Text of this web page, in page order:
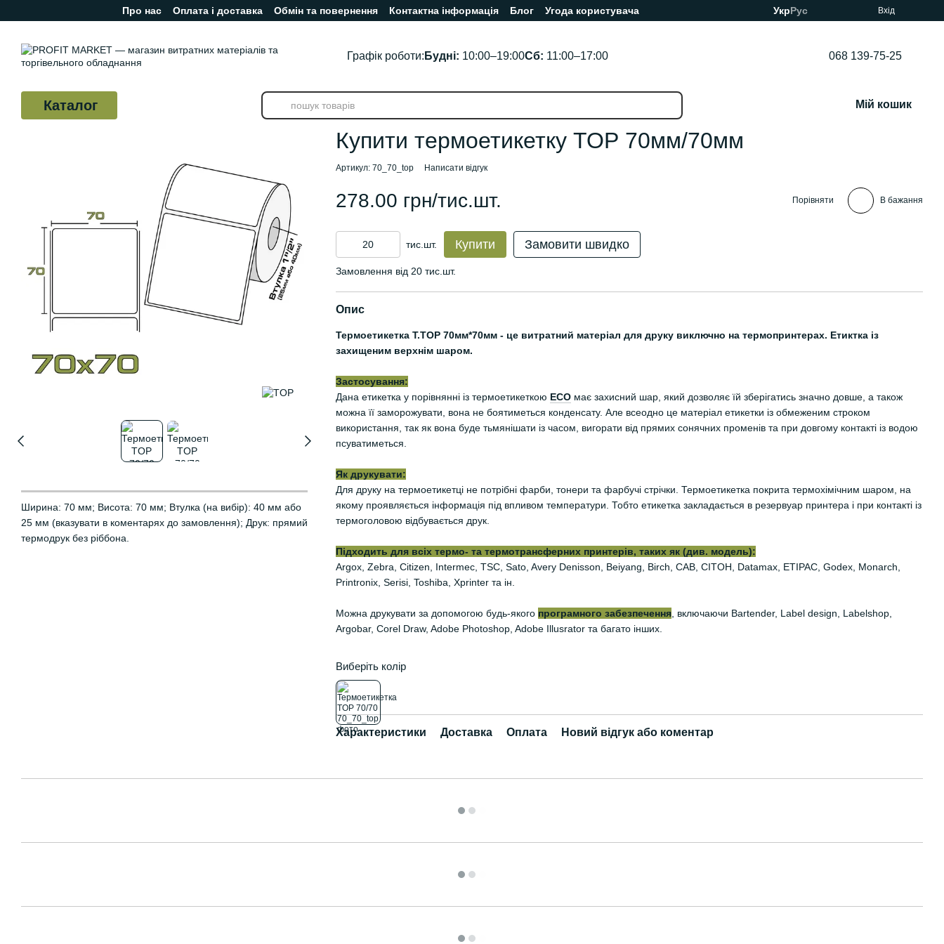
Перейти до основного контенту
Про нас Оплата і доставка Обмін та повернення Контактна інформація Блог
Угода користувача
Відгуки про магазин
УкрРус Вхід
Графік роботи: Будні: 10:00–19:00Сб: 11:00–17:00 068 139-75-25
Каталог Мій кошик
Ширина: 70 мм; Висота: 70 мм; Втулка (на вибір): 40 мм або
25 мм (вказувати в коментарях до замовлення); Друк: прямий
термодрук без ріббона.
Купити термоетикетку ТОР 70мм/70мм
Артикул: 70_70_top Написати відгук
278.00 грн/тис.шт. Порівняти В бажання
тис.шт. Купити Замовити швидко
Замовлення від 20 тис.шт.
Опис
Термоетикетка Т.TOP 70мм*70мм - це витратний матеріал для друку виключно на термопринтерах. Етиктка із
захищеним верхнім шаром.
Застосування:
Дана етикетка у порівнянні із термоетикеткою ЕСО має захисний шар, який дозволяє їй зберігатись значно довше, а також
можна її заморожувати, вона не боятиметься конденсату. Але всеодно це матеріал етикетки із обмеженим строком
використання, так як вона буде тьмянішати із часом, вигорати від прямих сонячних променів та при довгому контакті із водою
псуватиметься.
Як друкувати:
Для друку на термоетикетці не потрібні фарби, тонери та фарбучі стрічки. Термоетикетка покрита термохімічним шаром, на
якому проявляється інформація під впливом температури. Тобто етикетка закладається в резервуар принтера і при контакті із
термоголовою відбувається друк.
Підходить для всіх термо- та термотрансферних принтерів, таких як (див. модель):
Argox, Zebra, Citizen, Intermec, TSC, Sato, Avery Denisson, Beiyang, Birch, CAB, CITOH, Datamax, ETIPAC, Godex, Monarch,
Printronix, Serisi, Toshiba, Xprinter та ін.
Можна друкувати за допомогою будь-якого програмного забезпечення , включаючи Bartender, Label design, Labelshop,
Argobar, Corel Draw, Adobe Photoshop, Adobe Illusrator та багато інших.
Виберіть колір
Характеристики Доставка Оплата Новий відгук або коментар